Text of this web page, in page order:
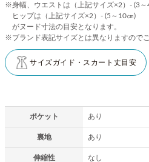
※身幅、ウエストは（上記サイズ×2）- (3～
ヒップは（上記サイズ×2）- (5～10㎝)
がヌード寸法の目安となります。
※ブランド表記サイズとは異なりますのでご
サイズガイド・スカート丈目安
ポケット あり
裏地 あり
伸縮性 なし